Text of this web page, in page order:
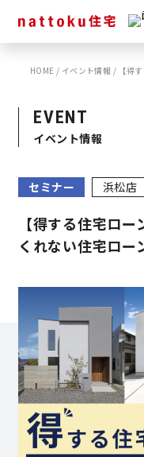
イベント
ショールーム
モデルハウス
スタッフブログ
営業時間／
HOME / イベント情報 / 【得す
EVENT
イベント情報
セミナー 浜松店
【得する住宅ロ
くれない住宅ロー